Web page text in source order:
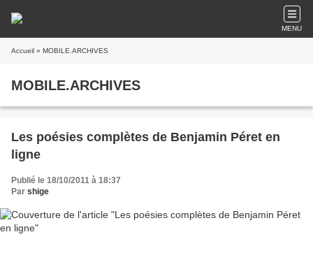
MENU
Accueil » MOBILE.ARCHIVES
MOBILE.ARCHIVES
Les poésies complètes de Benjamin Péret en
ligne
Publié le 18/10/2011 à 18:37
Par shige